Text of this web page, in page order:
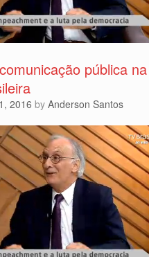
pública
2016 by Anderson Santos